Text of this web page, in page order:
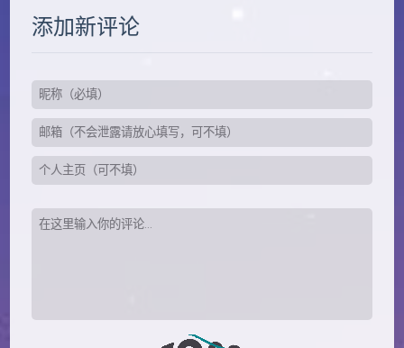
添加新评论